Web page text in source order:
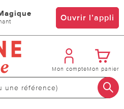
Ouvrir l’appli
Mon compteMon panier